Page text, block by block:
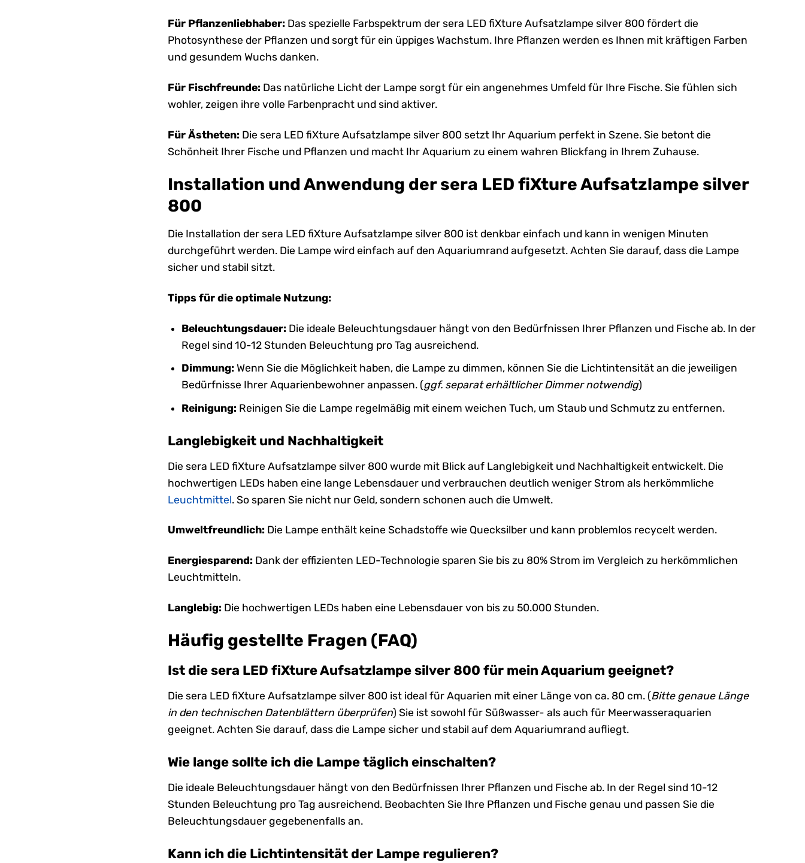
Für Pflanzenliebhaber: Das spezielle Farbspektrum der sera LED fiXture Aufsatzlampe silver 800 fördert die
Photosynthese der Pflanzen und sorgt für ein üppiges Wachstum. Ihre Pflanzen werden es Ihnen mit kräftigen Farben
und gesundem Wuchs danken.
Für Fischfreunde: Das natürliche Licht der Lampe sorgt für ein angenehmes Umfeld für Ihre Fische. Sie fühlen sich
wohler, zeigen ihre volle Farbenpracht und sind aktiver.
Für Ästheten: Die sera LED fiXture Aufsatzlampe silver 800 setzt Ihr Aquarium perfekt in Szene. Sie betont die
Schönheit Ihrer Fische und Pflanzen und macht Ihr Aquarium zu einem wahren Blickfang in Ihrem Zuhause.
Installation und Anwendung der sera LED fiXture Aufsatzlampe silver
800
Die Installation der sera LED fiXture Aufsatzlampe silver 800 ist denkbar einfach und kann in wenigen Minuten
durchgeführt werden. Die Lampe wird einfach auf den Aquariumrand aufgesetzt. Achten Sie darauf, dass die Lampe
sicher und stabil sitzt.
Tipps für die optimale Nutzung:
Beleuchtungsdauer: Die ideale Beleuchtungsdauer hängt von den Bedürfnissen Ihrer Pflanzen und Fische ab. In der
Regel sind 10-12 Stunden Beleuchtung pro Tag ausreichend.
Dimmung: Wenn Sie die Möglichkeit haben, die Lampe zu dimmen, können Sie die Lichtintensität an die jeweiligen
Bedürfnisse Ihrer Aquarienbewohner anpassen. (ggf. separat erhältlicher Dimmer notwendig)
Reinigung: Reinigen Sie die Lampe regelmäßig mit einem weichen Tuch, um Staub und Schmutz zu entfernen.
Langlebigkeit und Nachhaltigkeit
Die sera LED fiXture Aufsatzlampe silver 800 wurde mit Blick auf Langlebigkeit und Nachhaltigkeit entwickelt. Die
hochwertigen LEDs haben eine lange Lebensdauer und verbrauchen deutlich weniger Strom als herkömmliche
Leuchtmittel. So sparen Sie nicht nur Geld, sondern schonen auch die Umwelt.
Umweltfreundlich: Die Lampe enthält keine Schadstoffe wie Quecksilber und kann problemlos recycelt werden.
Energiesparend: Dank der effizienten LED-Technologie sparen Sie bis zu 80% Strom im Vergleich zu herkömmlichen
Leuchtmitteln.
Langlebig: Die hochwertigen LEDs haben eine Lebensdauer von bis zu 50.000 Stunden.
Häufig gestellte Fragen (FAQ)
Ist die sera LED fiXture Aufsatzlampe silver 800 für mein Aquarium geeignet?
Die sera LED fiXture Aufsatzlampe silver 800 ist ideal für Aquarien mit einer Länge von ca. 80 cm. (Bitte genaue Länge
in den technischen Datenblättern überprüfen) Sie ist sowohl für Süßwasser- als auch für Meerwasseraquarien
geeignet. Achten Sie darauf, dass die Lampe sicher und stabil auf dem Aquariumrand aufliegt.
Wie lange sollte ich die Lampe täglich einschalten?
Die ideale Beleuchtungsdauer hängt von den Bedürfnissen Ihrer Pflanzen und Fische ab. In der Regel sind 10-12
Stunden Beleuchtung pro Tag ausreichend. Beobachten Sie Ihre Pflanzen und Fische genau und passen Sie die
Beleuchtungsdauer gegebenenfalls an.
Kann ich die Lichtintensität der Lampe regulieren?